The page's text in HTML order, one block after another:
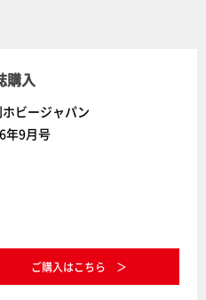
購入
ビージャパン
年9月号
ご購入はこちら